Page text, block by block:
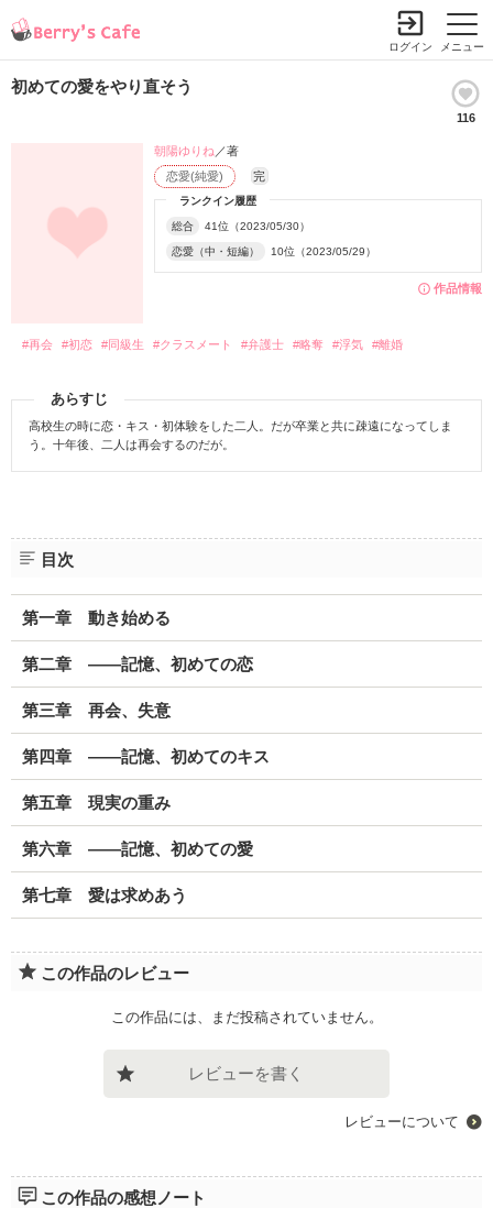
メニュー
ログイン
初めての愛をやり直そう
116
作品情報
ランクイン履歴
総合 41位（2023/05/30）
恋愛（中・短編） 10位（2023/05/29）
恋愛(純愛) 完
朝陽ゆりね ／著
#再会 #初恋 #同級生 #クラスメート #弁護士 #略奪 #浮気 #離婚
あらすじ
高校生の時に恋・キス・初体験をした二人。だが卒業と共に疎遠になってしま
う。十年後、二人は再会するのだが。
目次
第一章 動き始める
第二章 ――記憶、初めての恋
第三章 再会、失意
第四章 ――記憶、初めてのキス
第五章 現実の重み
第六章 ――記憶、初めての愛
第七章 愛は求めあう
この作品のレビュー
この作品には、まだ投稿されていません。
レビューを書く
レビューについて
この作品の感想ノート